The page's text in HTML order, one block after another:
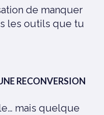
de manquer
les outils que tu
RECONVERSION
mais quelque